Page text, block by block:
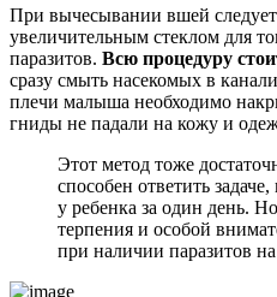
При вычесывании вшей следует
увеличительным стеклом для
паразитов. Всю процедуру
сразу смыть насекомых в
плечи малыша необходимо
гниды не падали на кожу и
Этот метод тоже
способен ответить
у ребенка за один день.
терпения и особой
при наличии паразитов